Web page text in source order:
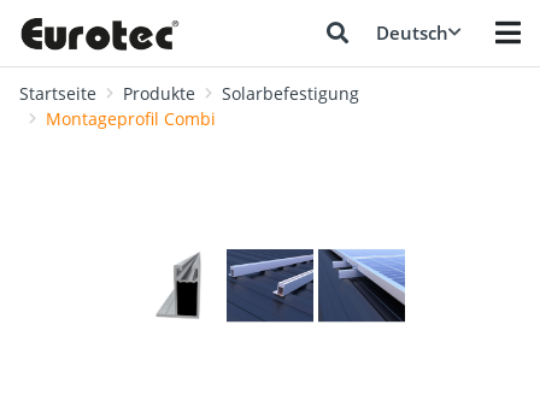
Deutsch
Startseite Produkte
Solarbefestigung
Montageprofil Combi